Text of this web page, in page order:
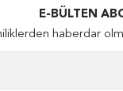
E-BÜLTEN
haberdar